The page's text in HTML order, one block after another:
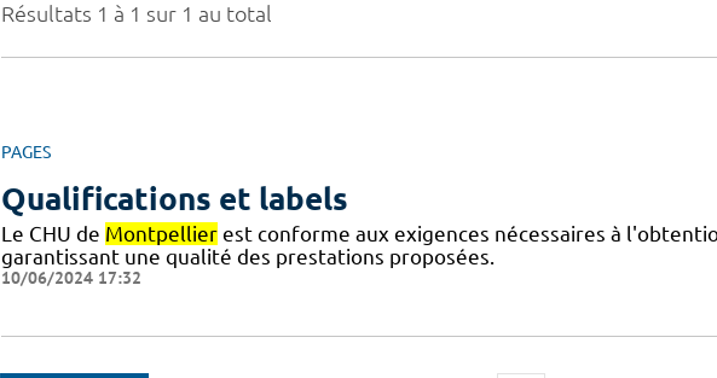
Résultats 1 à 1 sur 1 au total
PAGES
Qualifications et labels
Le CHU de Montpellierest conforme aux exigences nécessaires à
garantissant une qualité des prestations proposées.
10/06/2024 17:32